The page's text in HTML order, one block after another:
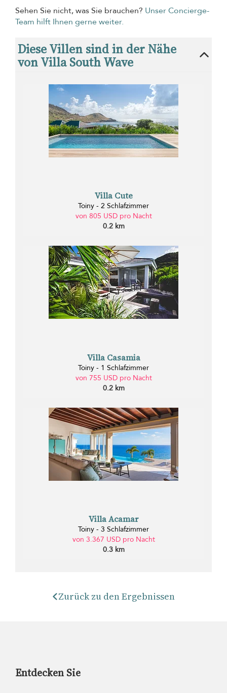
Sehen Sie nicht, was Sie brauchen? Unser Concierge-
Team hilft Ihnen gerne weiter.
Diese Villen sind in der Nähe
von Villa South Wave
Villa Cute
Toiny - 2 Schlafzimmer
von 805 USD pro Nacht
0.2 km
Villa Casamia
Toiny - 1 Schlafzimmer
von 755 USD pro Nacht
0.2 km
Villa Acamar
Toiny - 3 Schlafzimmer
von 3.367 USD pro Nacht
0.3 km
Zurück zu den Ergebnissen
Entdecken Sie